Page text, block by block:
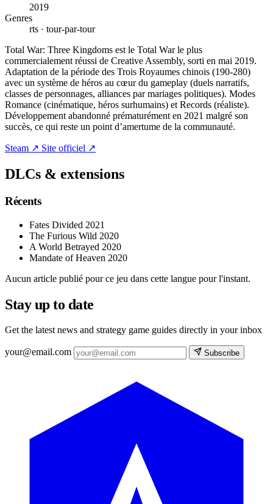
2019
Genres
rts · tour-par-tour
Total War: Three Kingdoms est le Total War le plus
commercialement réussi de Creative Assembly, sorti en mai 2019.
Adaptation de la période des Trois Royaumes chinois (190-280)
avec un système de héros au cœur du gameplay (duels narratifs,
classes de personnages, alliances par mariages politiques). Modes
Romance (cinématique, héros surhumains) et Records (réaliste).
Développement abandonné prématurément en 2021 malgré son
succès, ce qui reste un point d’amertume de la communauté.
Steam ↗ Site officiel ↗
DLCs & extensions
Récents
Fates Divided 2021
The Furious Wild 2020
A World Betrayed 2020
Mandate of Heaven 2020
Aucun article publié pour ce jeu dans cette langue pour l'instant.
Stay up to date
Get the latest news and strategy game guides directly in your inbox
your@email.com Subscribe